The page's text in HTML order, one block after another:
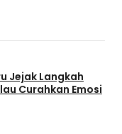
Jejak Langkah
Curahkan Emosi